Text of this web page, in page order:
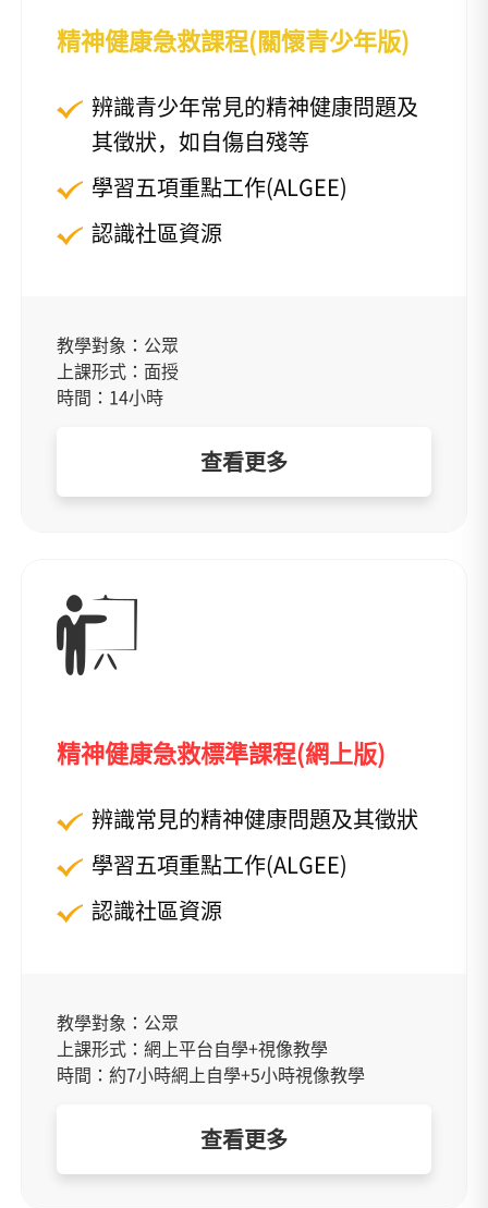
精神健康急救課程(關懷青少年版)
辨識青少年常見的精神健康問題及
其徵狀，如自傷自殘等
學習五項重點工作(ALGEE)
認識社區資源
教學對象：公眾
上課形式：面授
時間：14小時
查看更多
精神健康急救標準課程(網上版)
辨識常見的精神健康問題及其徵狀
學習五項重點工作(ALGEE)
認識社區資源
教學對象：公眾
上課形式：網上平台自學+視像教學
時間：約7小時網上自學+5小時視像教學
查看更多